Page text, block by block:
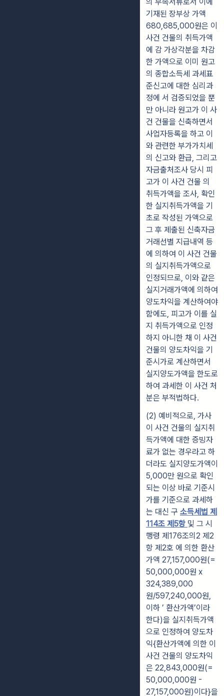
기재된 장부상 가액
680,685,000원은 이
사건 건물의 취득가액
에 감 가상각분을 차감
한 가액으로 이미 원고
의 종합소득세 과세표
준신고에 대한 심리과
정에 서 검증되었을 뿐
만 아니라 원고가 이 사
건 건물을 신축하면서
사업자등록을 하고 이
와 관련한 부가가치세
의 신고와 환급, 그리고
자금출처조사 당시 피
고가 이 사건 건물 의
취득가액을 조사, 확인
한 실지취득가액을 기
초로 작성된 가액으로
그 후 제출된 신축자금
거래선별 지급내역 등
에 의하여 이 사건 건물
의 실지취득가액으로
인정되므로, 이와 같은
실지거래가액에 의하여
양도차익을 계산하여야
함에도, 피고가 이를 실
지 취득가액으로 인정
하지 아니한 채 이 사건
건물의 양도차익을 기
준시가로 계산하면서
실지양도가액을 한도로
하여 과세한 이 사건 처
분은 부적법하다.
(2) 예비적으로, 가사
이 사건 건물의 실지취
득가액에 대한 증빙자
료가 없는 경우라고 하
더라도 실지양도가액이
5,000만 원으로 확인
되는 이상 바로 기준시
가를 기준으로 과세하
는 대신 구 소득세법 제
114조 제5항 및 그 시
행령 제176조의2 제2
항 제2호 에 의한 환산
가액 27,157,000원(=
50,000,000원 x
324,389,000
원/597,240,000원,
이하 ’ 환산가액’이라
한다)을 실지취득가액
으로 인정하여 양도차
익{환산가액에 의한 이
사건 건물의 양도차익
은 22,843,000원(=
50,000,000원 -
27,157,000원)이다}을